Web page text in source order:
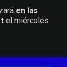
en las
el miércoles